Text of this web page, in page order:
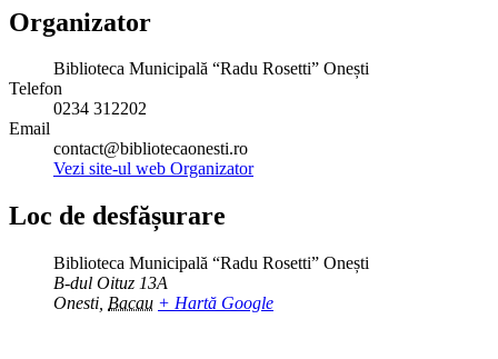
Organizator
Biblioteca Municipală “Radu Rosetti” Onești
Telefon
0234 312202
Email
contact@bibliotecaonesti.ro
Vezi site-ul web Organizator
Loc de desfășurare
Biblioteca Municipală “Radu Rosetti” Onești
B-dul Oituz 13A
Onesti Bacau + Hartă Google